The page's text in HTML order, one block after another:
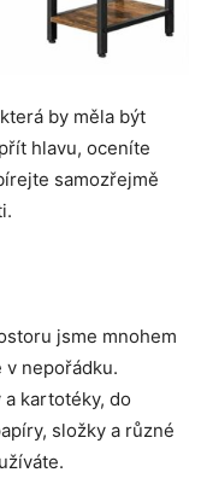
by měla být
hlavu, oceníte
samozřejmě
jsme mnohem
nepořádku.
kartotéky, do
složky a různé